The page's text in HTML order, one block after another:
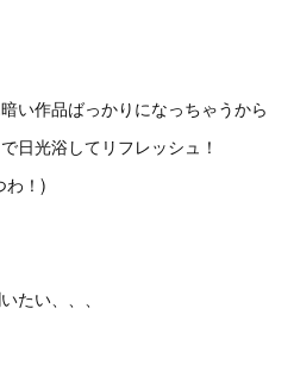
い作品ばっかりになっちゃうから
日光浴してリフレッシュ！
わ！)
たい、、、